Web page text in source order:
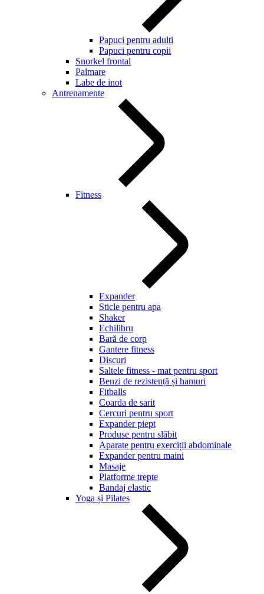
Papuci pentru adulti
Papuci pentru copii
Snorkel frontal
Palmare
Labe de inot
Antrenamente
Fitness
Expander
Sticle pentru apa
Shaker
Echilibru
Bară de corp
Gantere fitness
Discuri
Saltele fitness - mat pentru sport
Benzi de rezistență și hamuri
Fitballs
Coarda de sarit
Cercuri pentru sport
Expander piept
Produse pentru slăbit
Aparate pentru exerciții abdominale
Expander pentru maini
Masaje
Platforme trepte
Bandaj elastic
Yoga și Pilates